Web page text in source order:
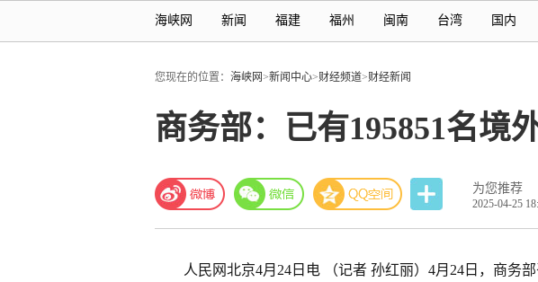
海峡网 新闻 福建 福州 闽南 台湾 国内
您现在的位置： 海峡网>新闻中心>财经频道>财经新闻
商务部：已有195851名境
为您推荐
2025-04-25
人民网北京4月24日电 （记者 孙红丽）4月24日，商务